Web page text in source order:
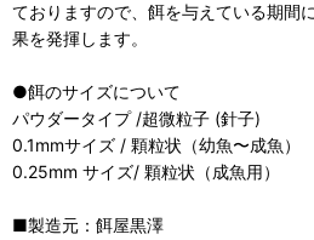
ておりますので、餌を与えている期間
果を発揮します。
●餌のサイズについて
パウダータイプ /超微粒子 (針子)
0.1mmサイズ / 顆粒状（幼魚〜成魚）
0.25mm サイズ/ 顆粒状（成魚用）
■製造元：餌屋黒澤